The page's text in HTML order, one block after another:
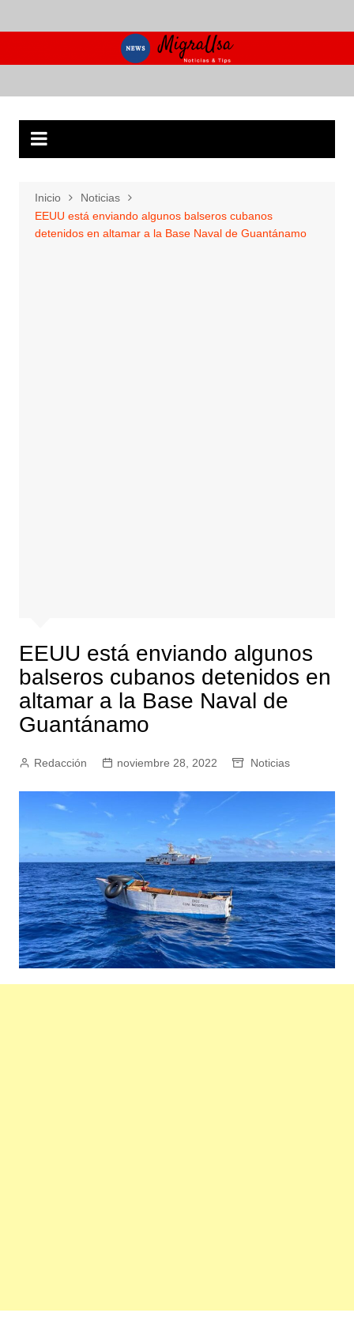
al
Inicio
Noticias
EEUU está enviando algunos balseros cubanos
detenidos en altamar a la Base Naval de Guantánamo
EEUU está enviando algunos
balseros cubanos detenidos en
altamar a la Base Naval de
Guantánamo
Redacción noviembre 28, 2022 Noticias